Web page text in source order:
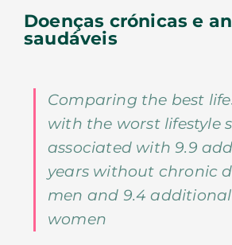
Doenças crónicas e
saudáveis
Comparing the best
with the worst lifestyle
associated with 9.9
years without chronic
men and 9.4
women